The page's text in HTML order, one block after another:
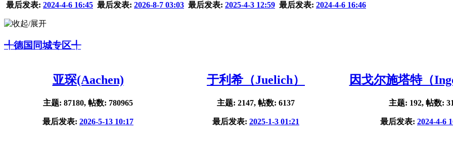
最后发表: 2024-4-6 16:45 最后发表: 2026-8-7 03:03 最后发表: 2025-4-3 12:59 最后发表: 2024-4-6 16:46
╃德国同城专区╃
亚琛(Aachen)
主题: 87180, 帖数: 780965
最后发表: 2026-5-13 10:17
于利希（Juelich）
主题: 2147, 帖数: 6137
最后发表: 2025-1-3 01:21
因戈尔施塔特（
主题: 192, 帖数:
最后发表: 2024-4-6